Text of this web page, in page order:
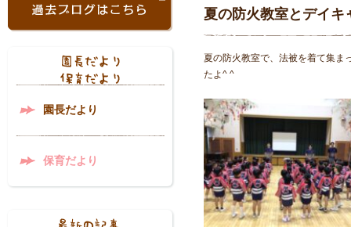
園長だより
保育だより
夏の防火教室とデイキ
夏の防火教室で、法被を着て集ま
たよ^ ^